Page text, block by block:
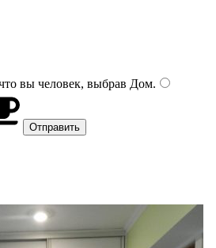
вы человек, выбрав Дом.